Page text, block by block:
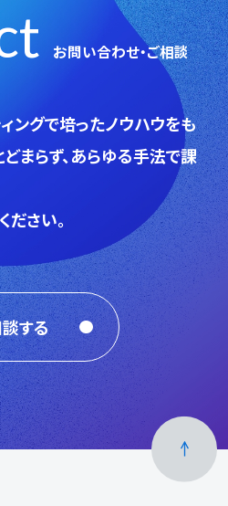
お問い合わせ・ご相談
ングで培ったノウハウをも
まらず、あらゆる手法で課
さい。
する